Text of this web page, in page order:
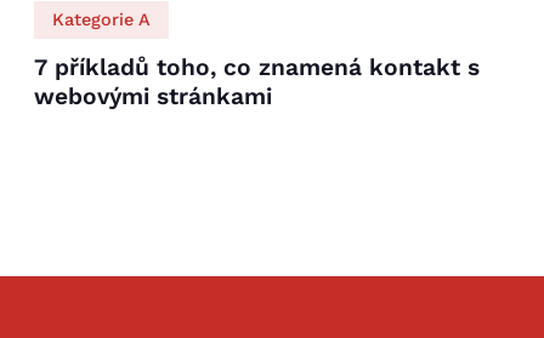
Kategorie A
7 příkladů toho, co znamená kontakt s
webovými stránkami